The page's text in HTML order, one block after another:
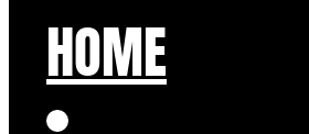
HOME